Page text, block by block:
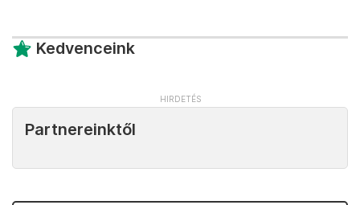
Kedvenceink
Partnereinktől